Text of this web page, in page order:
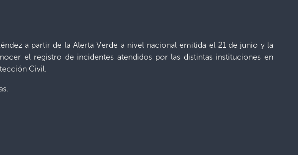
a partir de la Alerta Verde a nivel nacional emitida el 21 de junio y la
el registro de incidentes atendidos por las distintas instituciones en
Civil.